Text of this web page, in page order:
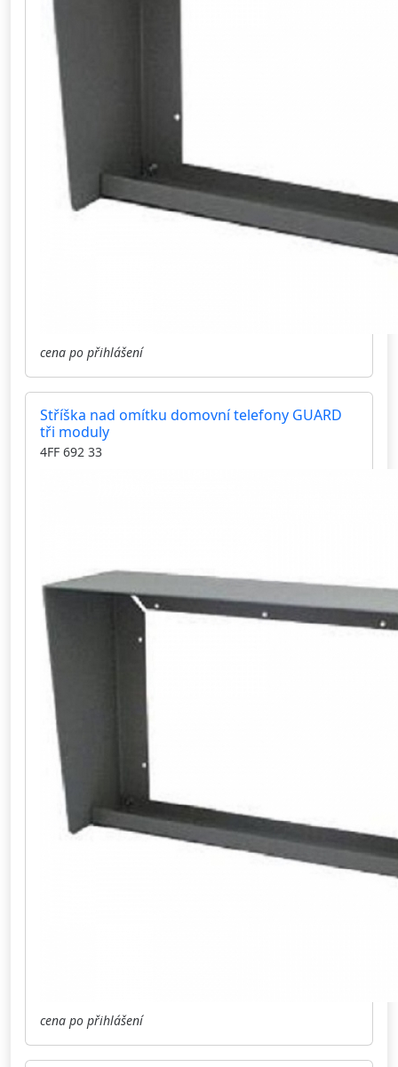
cena po přihlášení
Stříška nad omítku domovní telefony GUARD
tři moduly
4FF 692 33
cena po přihlášení